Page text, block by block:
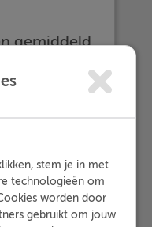
gemiddeld
gratisstem je in met
technologieën om
worden door
gebruikt om jouw